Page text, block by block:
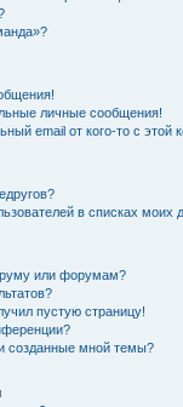
личные сообщения!
email от кого-то с этой
в списках моих
или форумам?
пустую страницу!
созданные мной темы?